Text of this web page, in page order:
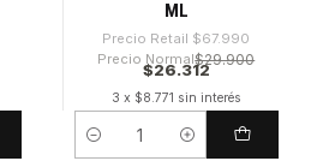
ML
Precio Retail $67.990
Precio Normal$29.900
$26.312
3 x $8.771 sin interés
Cantidad